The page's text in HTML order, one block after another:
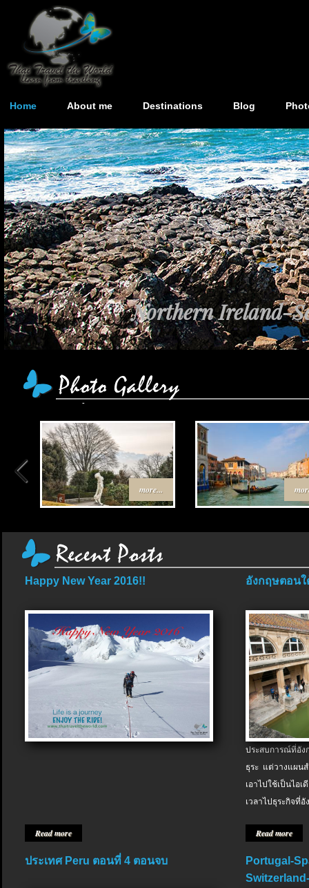
Home About me Destinations Blog
Northern Ireland-
more...
Happy New Year 2016!!
Read more
อังกฤษตอนใ
ประสบการณ์ที่อัง
ธุระ แต่วางแผน
เอาไปใช้เป็นไอ
เวลาไปธุระกิจที่อั
Read more
ประเทศ Peru ตอนที่ 4 ตอนจบ
Portugal-